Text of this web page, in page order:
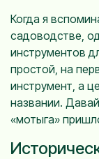
Когда я
садоводстве,
инструментов
простой, на
инструмент, а
названии.
«мотыга»